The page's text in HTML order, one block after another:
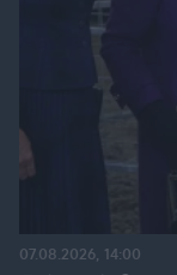
07.08.2026, 14:00